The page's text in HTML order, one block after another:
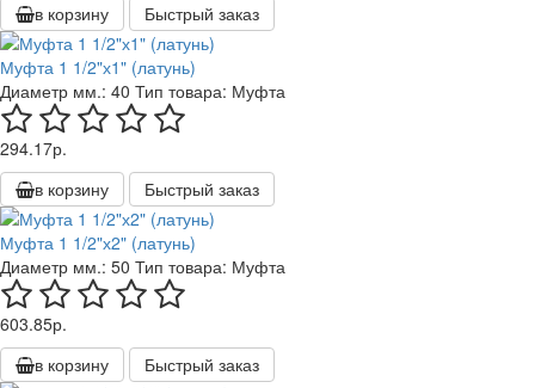
в корзину
Быстрый заказ
Муфта 1 1/2"х1" (латунь)
Диаметр мм.: 40 Тип товара: Муфта
294.17р.
в корзину
Быстрый заказ
Муфта 1 1/2"х2" (латунь)
Диаметр мм.: 50 Тип товара: Муфта
603.85р.
в корзину
Быстрый заказ